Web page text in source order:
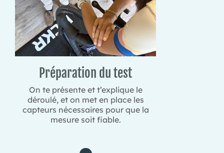
Préparation du test
On te présente et t’explique le
déroulé, et on met en place les
capteurs nécessaires pour que la
mesure soit fiable.